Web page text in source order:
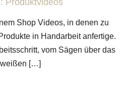
Produktvideos
Shop Videos, in denen zu
in Handarbeit anfertige.
vom Sägen über das
[…]